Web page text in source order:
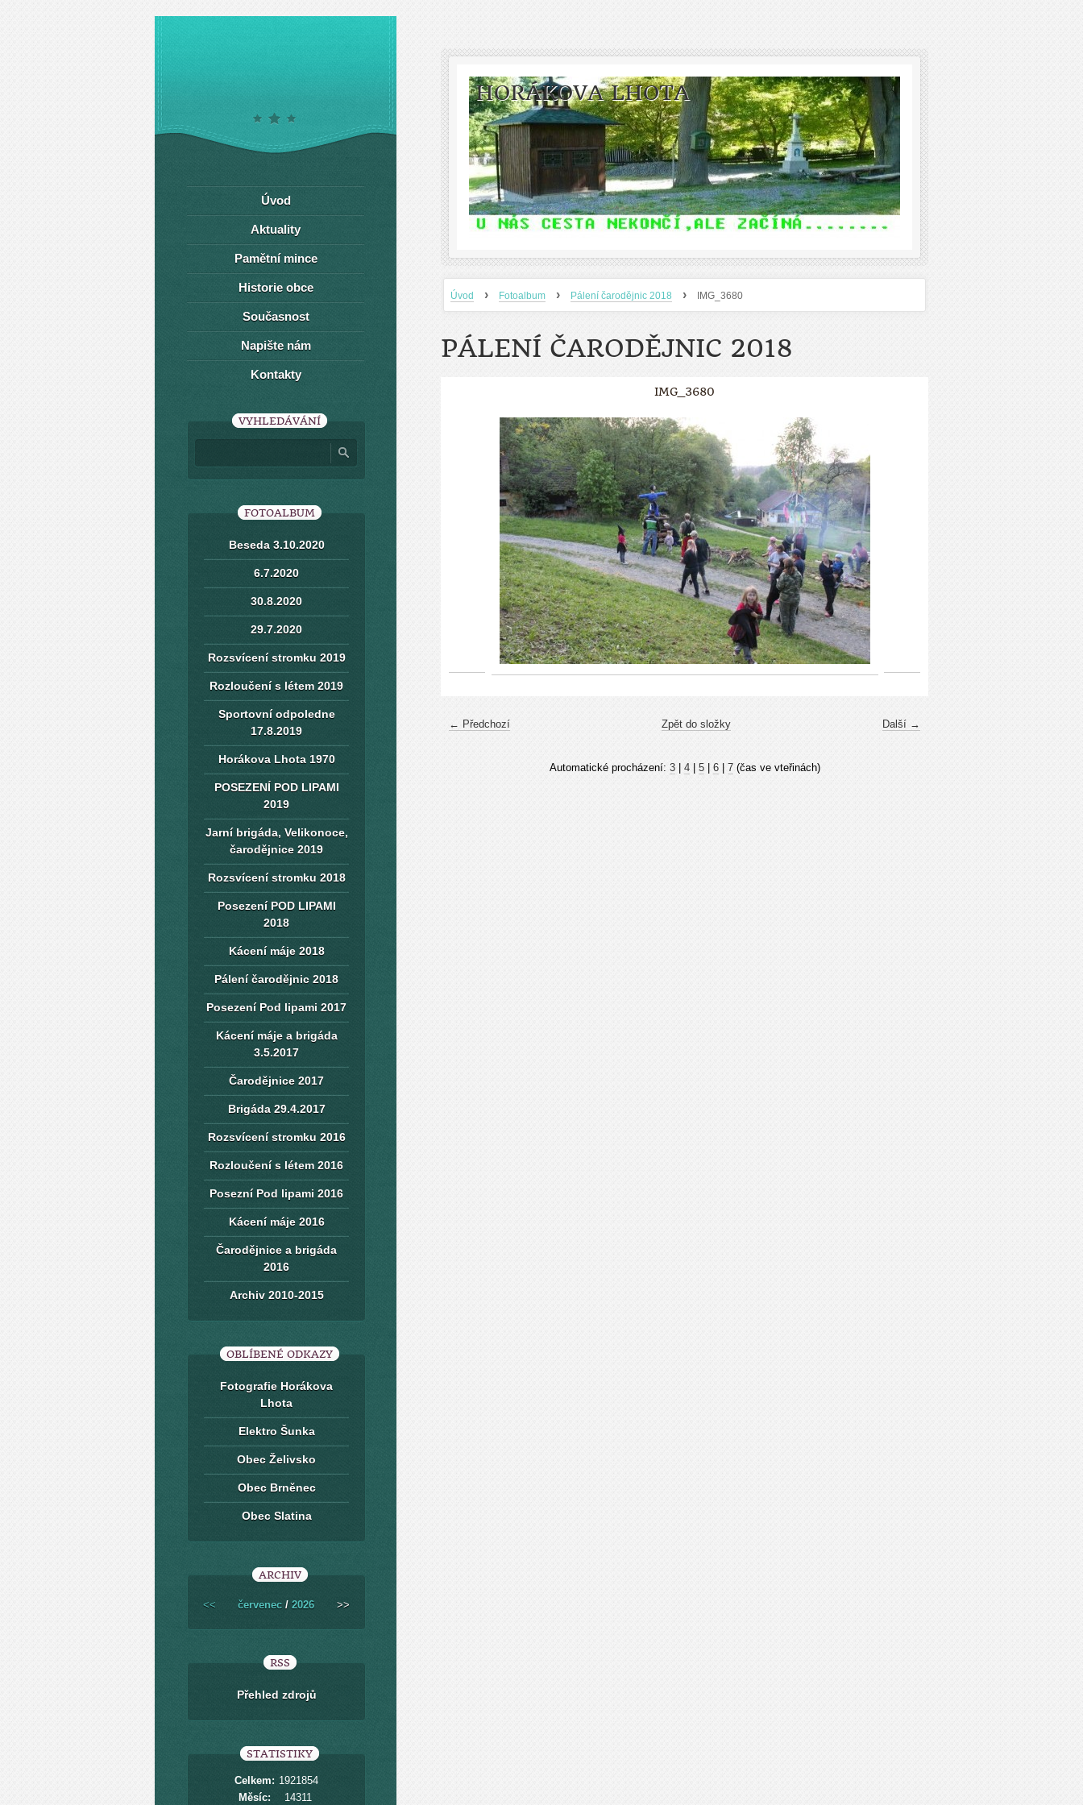
HORÁKOVA LHOTA
Úvod › Fotoalbum › Pálení čarodějnic 2018 › IMG_3680
PÁLENÍ ČARODĚJNIC 2018
IMG_3680
← Předchozí Další →
Zpět do složky
Automatické procházení: 3| 4| 5| 6| 7(čas ve vteřinách)
Úvod
Aktuality
Pamětní mince
Historie obce
Současnost
Napište nám
Kontakty
VYHLEDÁVÁNÍ
FOTOALBUM
Beseda 3.10.2020
6.7.2020
30.8.2020
29.7.2020
Rozsvícení stromku 2019
Rozloučení s létem 2019
Sportovní odpoledne
17.8.2019
Horákova Lhota 1970
POSEZENÍ POD LIPAMI
2019
Jarní brigáda, Velikonoce,
čarodějnice 2019
Rozsvícení stromku 2018
Posezení POD LIPAMI
2018
Kácení máje 2018
Pálení čarodějnic 2018
Posezení Pod lipami 2017
Kácení máje a brigáda
3.5.2017
Čarodějnice 2017
Brigáda 29.4.2017
Rozsvícení stromku 2016
Rozloučení s létem 2016
Posezní Pod lipami 2016
Kácení máje 2016
Čarodějnice a brigáda
2016
Archiv 2010-2015
OBLÍBENÉ ODKAZY
Fotografie Horákova
Lhota
Elektro Šunka
Obec Želivsko
Obec Brněnec
Obec Slatina
ARCHIV
<< červenec / 2026 >>
RSS
Přehled zdrojů
STATISTIKY
Celkem: 1921854
Měsíc:
14311